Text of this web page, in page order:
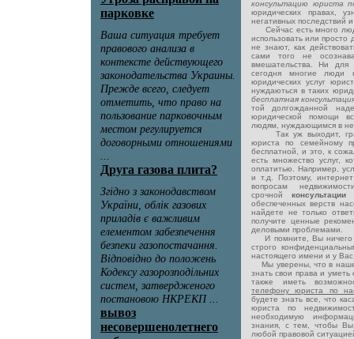
консультацию юриста
юридических правах,
негативных последствий
Сейчас есть много
использовать или просто
не знают, как
сами того не
вмешательства. Ни для
сегодня многие
юридических услуг
нуждаються в таких
бесплатная
той долгожданной
юридической помощи
людям, нуждающимся в
Так уж выходит,
юриста по семейному
бесплатной, и это, к
есть множество услуг,
оплатитью. Например,
и т.д. Поэтому,
вопросам
срочной
обеспеченных верств
найдете не только
получите ценные
деловыми проблемами.
И помните, Вы ничего
строго
настоящего имени и у Вас
Мы уверены, что в
знать свои права и уметь
также иметь
телефону юриста по
будете знать все, что
юриста по
необходимую
знания, с тем, чтобы Вы
любой правовой